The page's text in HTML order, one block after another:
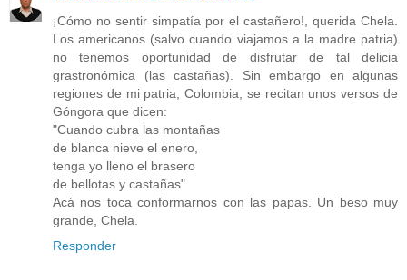
¡Cómo no sentir simpatía por el castañero!, querida Chela.
Los americanos (salvo cuando viajamos a la madre patria)
no tenemos oportunidad de disfrutar de tal delicia
grastronómica (las castañas). Sin embargo en algunas
regiones de mi patria, Colombia, se recitan unos versos de
Góngora que dicen:
"Cuando cubra las montañas
de blanca nieve el enero,
tenga yo lleno el brasero
de bellotas y castañas"
Acá nos toca conformarnos con las papas. Un beso muy
grande, Chela.
Responder